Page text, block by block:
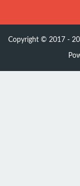
Copyright © 2017 -